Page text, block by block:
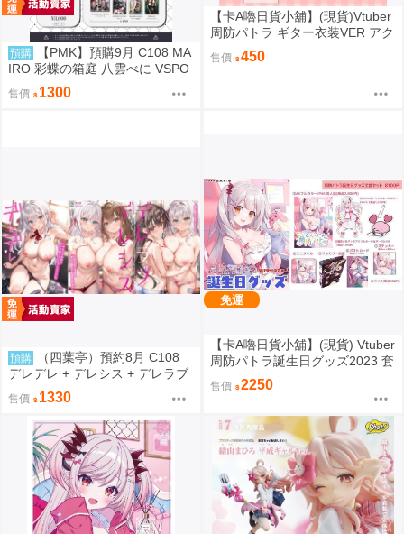
預購
【PMK】預購9月 C108 MA
IRO 彩蝶の箱庭 八雲べに VSPO
售價 1300
【卡A嚕日貨小舖】(現貨)Vtuber
周防パトラ ギター衣装VER アク
リルスタンド 壓克力立牌
售價 450
預購
（四葉亭）預約8月 C108
デレデレ + デレシス + デレラブ
3冊套組 附資料夾 Yan-Yam
售價 1330
免運
【卡A嚕日貨小舖】(現貨) Vtuber
周防パトラ誕生日グッズ2023 套
售價 2250